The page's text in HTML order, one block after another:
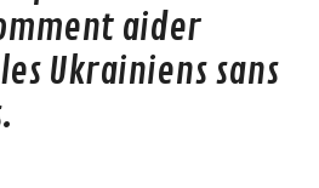
aider
Ukrainiens sans